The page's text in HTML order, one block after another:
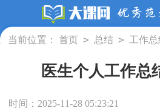
当前位置： 首页 > 总结 > 工作
医生个人工作总
时间：2025-11-28 05:23:21